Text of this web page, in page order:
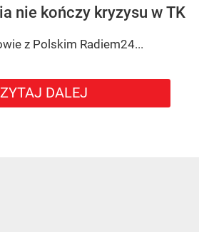
nie kończy kryzysu w TK
z Polskim Radiem24...
DALEJ